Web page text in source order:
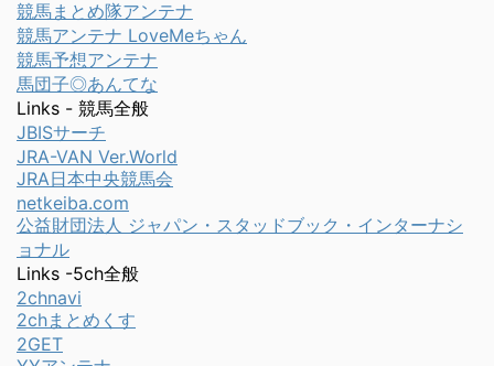
競馬まとめ隊アンテナ
競馬アンテナ LoveMeちゃん
競馬予想アンテナ
馬団子◎あんてな
Links - 競馬全般
JBISサーチ
JRA-VAN Ver.World
JRA日本中央競馬会
netkeiba.com
公益財団法人 ジャパン・スタッドブック・インターナシ
ョナル
Links -5ch全般
2chnavi
2chまとめくす
2GET